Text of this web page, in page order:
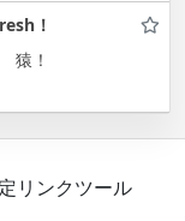
！
猿！
リンクツール